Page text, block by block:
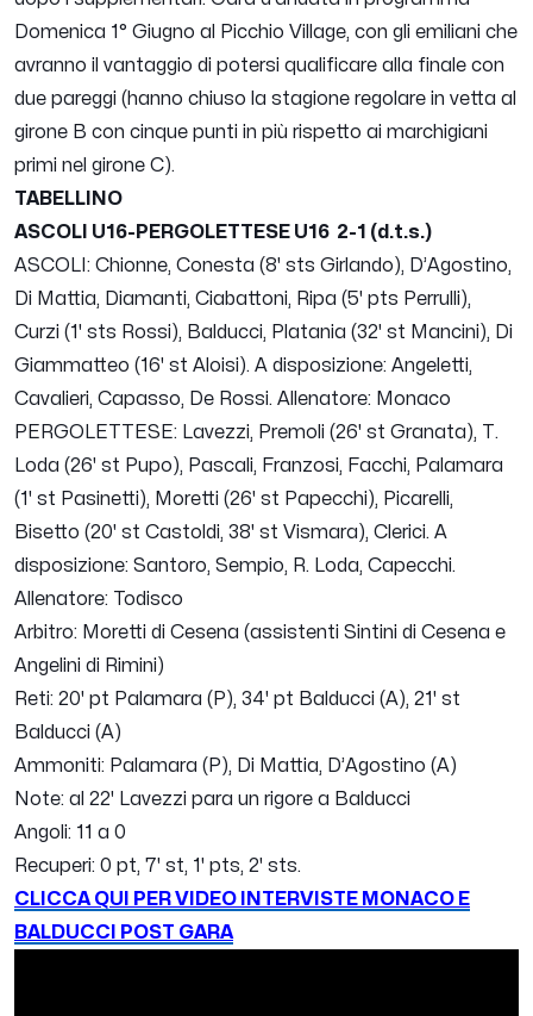
Domenica 1° Giugno al Picchio Village, con gli emiliani che
avranno il vantaggio di potersi qualificare alla finale con
due pareggi (hanno chiuso la stagione regolare in vetta al
girone B con cinque punti in più rispetto ai marchigiani
primi nel girone C).
TABELLINO
ASCOLI U16-PERGOLETTESE U16 2-1 (d.t.s.)
ASCOLI: Chionne, Conesta (8' sts Girlando), D’Agostino,
Di Mattia, Diamanti, Ciabattoni, Ripa (5' pts Perrulli),
Curzi (1' sts Rossi), Balducci, Platania (32' st Mancini), Di
Giammatteo (16' st Aloisi). A disposizione: Angeletti,
Cavalieri, Capasso, De Rossi. Allenatore: Monaco
PERGOLETTESE: Lavezzi, Premoli (26' st Granata), T.
Loda (26' st Pupo), Pascali, Franzosi, Facchi, Palamara
(1' st Pasinetti), Moretti (26' st Papecchi), Picarelli,
Bisetto (20' st Castoldi, 38' st Vismara), Clerici. A
disposizione: Santoro, Sempio, R. Loda, Capecchi.
Allenatore: Todisco
Arbitro: Moretti di Cesena (assistenti Sintini di Cesena e
Angelini di Rimini)
Reti: 20' pt Palamara (P), 34' pt Balducci (A), 21' st
Balducci (A)
Ammoniti: Palamara (P), Di Mattia, D’Agostino (A)
Note: al 22' Lavezzi para un rigore a Balducci
Angoli: 11 a 0
Recuperi: 0 pt, 7' st, 1' pts, 2' sts.
CLICCA QUI PER VIDEO INTERVISTE MONACO E
BALDUCCI POST GARA